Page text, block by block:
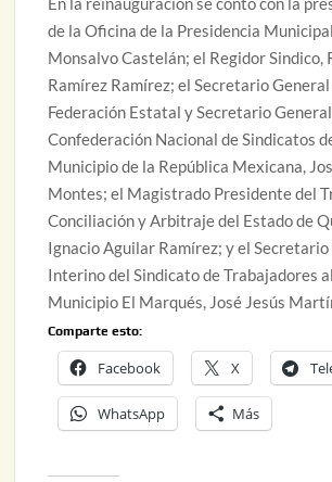
de la Oficina de la Presidencia
Monsalvo Castelán; el Regidor Sindico,
Ramírez Ramírez; el Secretario General
Federación Estatal y Secretario
Confederación Nacional de Sindicatos
Municipio de la República Mexicana,
Montes; el Magistrado Presidente del
Conciliación y Arbitraje del Estado de
Ignacio Aguilar Ramírez; y el Secretario
Interino del Sindicato de Trabajadores
Municipio El Marqués, José Jesús
Comparte esto:
Facebook X
WhatsApp Más